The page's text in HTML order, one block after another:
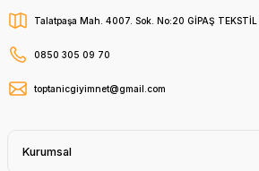
Talatpaşa Mah. 4007. Sok. No:20 GİPAŞ
0850 305 09 70
toptanicgiyimnet@gmail.com
Kurumsal